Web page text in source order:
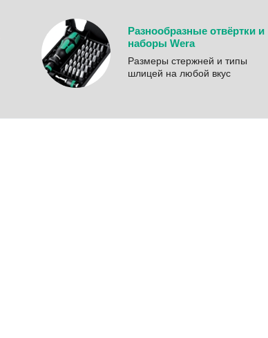
Разнообразные отвёртки и
наборы Wera
Размеры стержней и типы
шлицей на любой вкус